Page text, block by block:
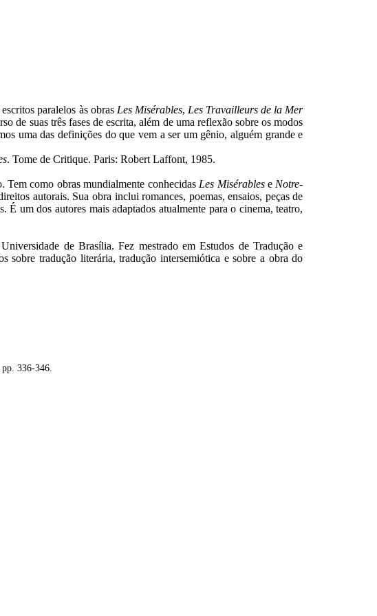
paralelos às obras Les Misérables, Les Travailleurs de la Mer
de suas três fases de escrita, além de uma reflexão sobre os modos
uma das definições do que vem a ser um gênio, alguém grande e
. Tome de Critique. Paris: Robert Laffont, 1985.
como obras mundialmente conhecidas Les Misérablese Notre-
autorais. Sua obra inclui romances, poemas, ensaios, peças de
um dos autores mais adaptados atualmente para o cinema, teatro,
de Brasília. Fez mestrado em Estudos de Tradução e
sobre tradução literária, tradução intersemiótica e sobre a obra do
336-346.